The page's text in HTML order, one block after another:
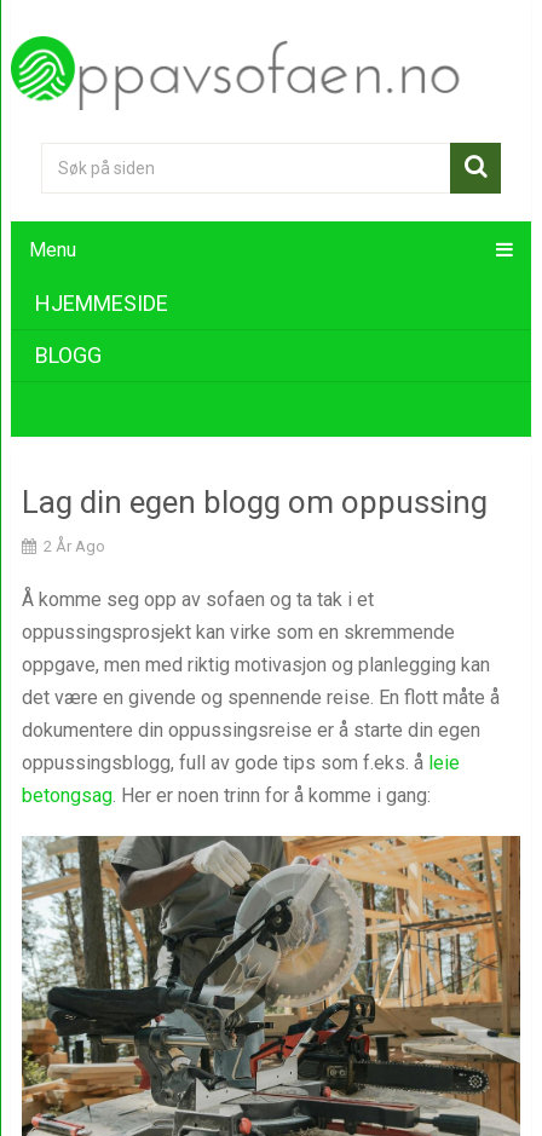
Menu
HJEMMESIDE
BLOGG
Lag din egen blogg om oppussing
2 År Ago
Å komme seg opp av sofaen og ta tak i et
oppussingsprosjekt kan virke som en skremmende
oppgave, men med riktig motivasjon og planlegging kan
det være en givende og spennende reise. En flott måte å
dokumentere din oppussingsreise er å starte din egen
oppussingsblogg, full av gode tips som f.eks. å leie
betongsag. Her er noen trinn for å komme i gang: